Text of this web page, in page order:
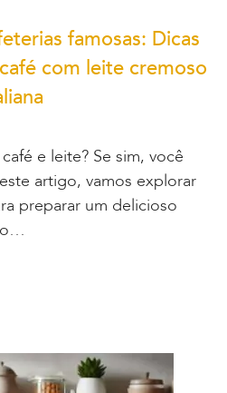
famosas: Dicas
com leite cremoso
e leite? Se sim, você
artigo, vamos explorar
preparar um delicioso